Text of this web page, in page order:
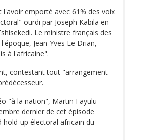
emporté avec 61% des voix
ourdi par Joseph Kabila en
Le ministre français des
Jean-Yves Le Drian,
à l'africaine".
contestant tout "arrangement
"à la nation", Martin Fayulu
dernier de cet épisode
up électoral africain du